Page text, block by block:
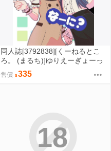
同人誌[3792838][くーねるとこ
ろ。 (まるち)]ゆりえーぎょーっ
てなーに (偶像大師)
售價 335
18